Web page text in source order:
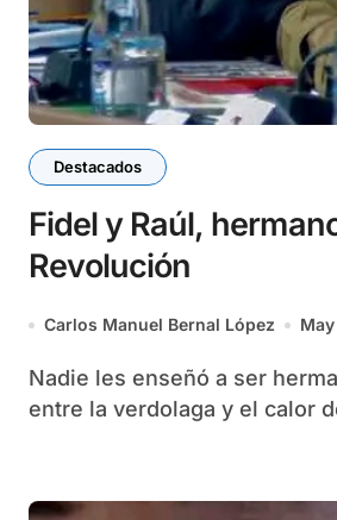
Destacados
Fidel y Raúl,
Revolución
Carlos Manuel Bernal López
Nadie les enseñó a ser hermanos, porque allí,
entre la verdolaga y el calor